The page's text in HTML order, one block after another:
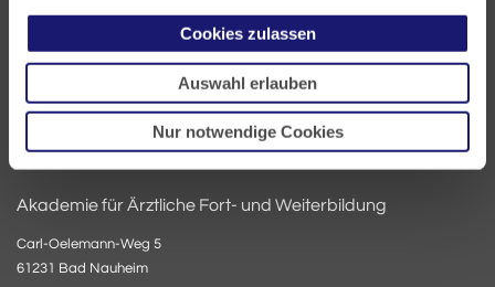
Cookies zulassen
Auswahl erlauben
Nur notwendige Cookies
E-Mail:
Akademie für Ärztliche Fort- und Weiterbildung
Carl-Oelemann-Weg 5
61231 Bad Nauheim